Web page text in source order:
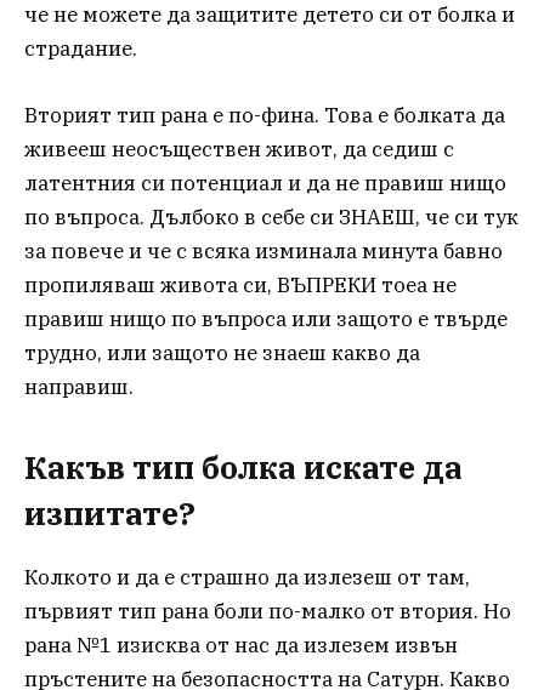
че не можете да защитите детето си от болка и
страдание.
Вторият тип рана е по-фина. Това е болката да
живееш неосъществен живот, да седиш с
латентния си потенциал и да не правиш нищо
по въпроса. Дълбоко в себе си ЗНАЕШ, че си тук
за повече и че с всяка изминала минута бавно
пропиляваш живота си, ВЪПРЕКИ тоеа не
правиш нищо по въпроса или защото е твърде
трудно, или защото не знаеш какво да
направиш.
Какъв тип болка искате да
изпитате?
Колкото и да е страшно да излезеш от там,
първият тип рана боли по-малко от втория. Но
рана №1 изисква от нас да излезем извън
пръстените на безопасността на Сатурн. Какво